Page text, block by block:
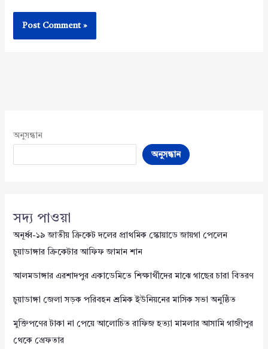
অনুসন্ধান
অনুসন্ধান
সদ্য পাওয়া
অনূর্ধ্ব-১৯ জাতীয় ক্রিকেট দলের প্রাথমিক স্কোয়াডে জায়গা পেলেন
চুয়াডাঙ্গার ক্রিকেটার আফিফ জামান শান
আলমডাঙ্গার এরশাদপুর একাডেমিতে শিক্ষার্থীদের মাঝে গাছের চারা বিতরণ
চুয়াডাঙ্গা জেলা সড়ক পরিবহন শ্রমিক ইউনিয়নের মাসিক সভা অনুষ্ঠিত
মুক্তিপণের টাকা না পেয়ে আলোচিত রাফিজ হত্যা মামলার আসামি গাজীপুর
থেকে গ্রেফতার